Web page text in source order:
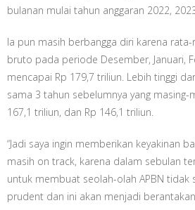
bulanan mulai tahun anggaran 2022,
Ia pun masih berbangga diri karena
bruto pada periode Desember, Januari,
mencapai Rp 179,7 triliun. Lebih tinggi
sama 3 tahun sebelumnya yang masing-
167,1 triliun, dan Rp 146,1 triliun.
“Jadi saya ingin memberikan keyakinan
masih on track, karena dalam sebulan
untuk membuat seolah-olah APBN tidak
prudent dan ini akan menjadi